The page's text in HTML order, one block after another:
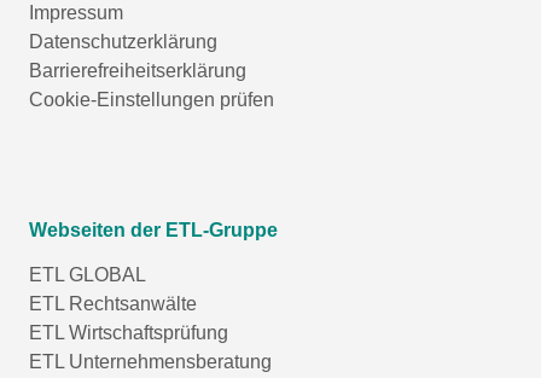
Impressum
Datenschutzerklärung
Barrierefreiheitserklärung
Cookie-Einstellungen prüfen
Webseiten der ETL-Gruppe
ETL GLOBAL
ETL Rechtsanwälte
ETL Wirtschaftsprüfung
ETL Unternehmensberatung